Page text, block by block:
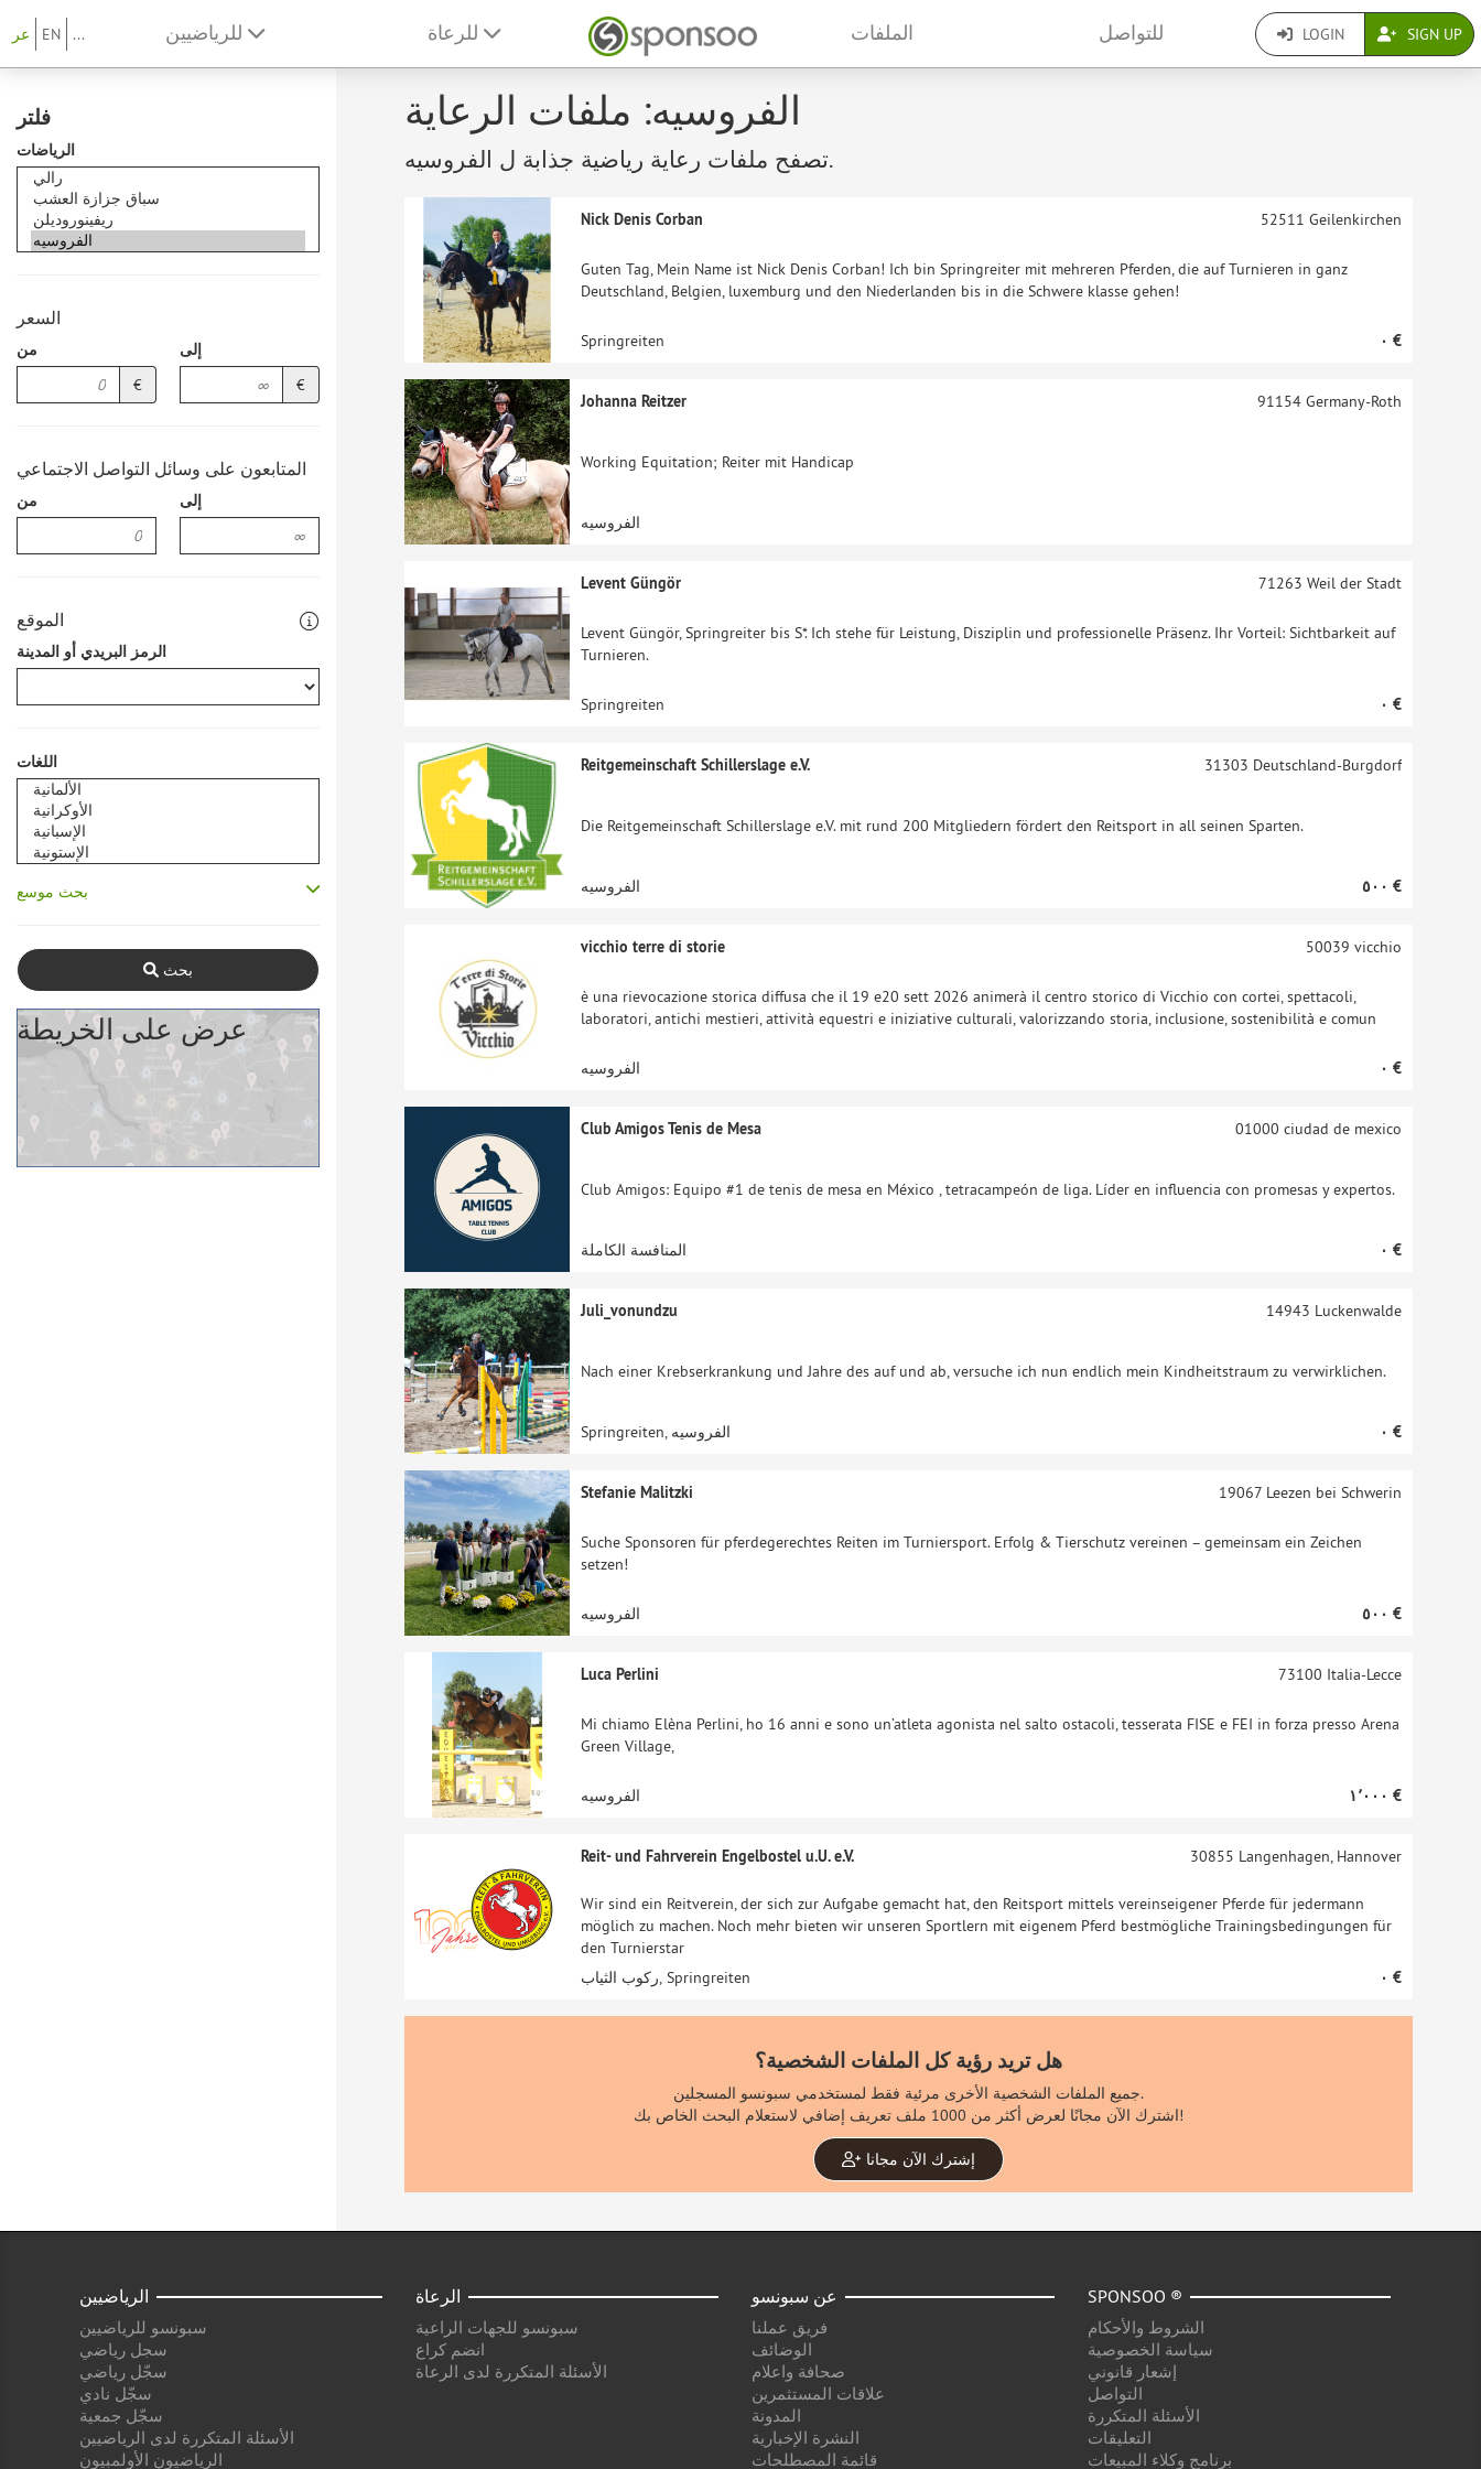
عر EN ... الملفات للتواصل LOGIN SIGN UP
فلتر
الرياضات
السعر
من
€
إلى
€
المتابعون على وسائل التواصل الاجتماعي
من إلى
الموقع
الرمز البريدي أو المدينة
اللغات
بحث موسع
بحث
عرض على الخريطة
الفروسيه: ملفات الرعاية
تصفح ملفات رعاية رياضية جذابة ل الفروسيه.
Nick Denis Corban
Guten Tag, Mein Name ist Nick Denis Corban! Ich bin Springreiter mit mehreren Pferden, die auf Turnieren in ganz
Deutschland, Belgien, luxemburg und den Niederlanden bis in die Schwere klasse gehen!
52511 Geilenkirchen
Springreiten ‏٠ €
Johanna Reitzer
Working Equitation; Reiter mit Handicap
91154Germany-Roth
الفروسيه
Levent Güngör
Levent Güngör, Springreiter bis S*. Ich stehe für Leistung, Disziplin und professionelle Präsenz. Ihr Vorteil: Sichtbarkeit auf
Turnieren.
71263 Weil der Stadt
Springreiten ‏٠ €
Reitgemeinschaft Schillerslage e.V.
Die Reitgemeinschaft Schillerslage e.V. mit rund 200 Mitgliedern fördert den Reitsport in all seinen Sparten.
31303 Deutschland-Burgdorf
الفروسيه ‏٥٠٠ €
vicchio terre di storie
è una rievocazione storica diffusa che il 19 e20 sett 2026 animerà il centro storico di Vicchio con cortei, spettacoli,
laboratori, antichi mestieri, attività equestri e iniziative culturali, valorizzando storia, inclusione, sostenibilità e comun
50039 vicchio
الفروسيه ‏٠ €
Club Amigos Tenis de Mesa
Club Amigos: Equipo #1 de tenis de mesa en México , tetracampeón de liga. Líder en influencia con promesas y expertos.
01000 ciudad de mexico
المنافسة الكاملة ‏٠ €
Juli_vonundzu
Nach einer Krebserkrankung und Jahre des auf und ab, versuche ich nun endlich mein Kindheitstraum zu verwirklichen.
14943 Luckenwalde
Springreiten, الفروسيه ‏٠ €
Stefanie Malitzki
Suche Sponsoren für pferdegerechtes Reiten im Turniersport. Erfolg & Tierschutz vereinen – gemeinsam ein Zeichen
setzen!
19067Leezen bei Schwerin
الفروسيه ‏٥٠٠ €
Luca Perlini
Mi chiamo Elèna Perlini, ho 16 anni e sono un’atleta agonista nel salto ostacoli, tesserata FISE e FEI in forza presso Arena
Green Village,
73100 Italia-Lecce
الفروسيه ‏١٬٠٠٠ €
Reit- und Fahrverein Engelbostel u.U. e.V.
Wir sind ein Reitverein, der sich zur Aufgabe gemacht hat, den Reitsport mittels vereinseigener Pferde für jedermann
möglich zu machen. Noch mehr bieten wir unseren Sportlern mit eigenem Pferd bestmögliche Trainingsbedingungen für
den Turnierstar
30855 Langenhagen, Hannover
ركوب الثياب, Springreiten ‏٠ €
هل تريد رؤية كل الملفات الشخصية؟
جميع الملفات الشخصية الأخرى مرئية فقط لمستخدمي سبونسو المسجلين.
اشترك الآن مجانًا لعرض أكثر من 1000 ملف تعريف إضافي لاستعلام البحث الخاص بك!
إشترك الآن مجانا
الرياضيين
سبونسو للرياضيين
سجل رياضي
سجّل رياضي
سجّل نادي
سجّل جمعية
الأسئلة المتكررة لدى الرياضيين
الرياضيون الأولمبيون
الرعاة
سبونسو للجهات الراعية
انضم كراع
الأسئلة المتكررة لدى الرعاة
عن سبونسو
فريق عملنا
الوضائف
صحافة واعلام
علاقات المستثمرين
المدونة
النشرة الإخبارية
قائمة المصطلحات
SPONSOO ®
الشروط والأحكام
سياسة الخصوصية
إشعار قانوني
التواصل
الأسئلة المتكررة
التعليقات
برنامج وكلاء المبيعات